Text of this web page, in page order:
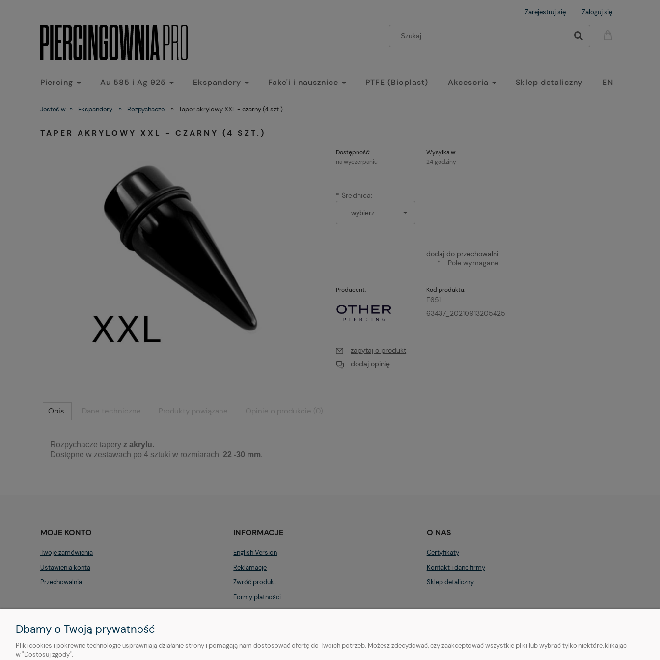
Zarejestruj się Zaloguj się
Piercing Au 585 i Ag 925 Ekspandery Fake'i i nausznice PTFE (Bioplast) Akcesoria Sklep detaliczny EN
Jesteś w: » Ekspandery » Rozpychacze » Taper akrylowy XXL - czarny (4 szt.)
TAPER AKRYLOWY XXL - CZARNY (4 SZT.)
Dostępność:
na wyczerpaniu
Wysyłka w:
24 godziny
* Średnica:
dodaj do przechowalni
* - Pole wymagane
Producent: Kod produktu:
E651-
63437_20210913205425
zapytaj o produkt
dodaj opinię
Opis Dane techniczne Produkty powiązane Opinie o produkcie (0)
Rozpychacze tapery z akrylu.
Dostępne w zestawach po 4 sztuki w rozmiarach: 22 -30 mm.
MOJE KONTO
Twoje zamówienia
Ustawienia konta
Przechowalnia
INFORMACJE
English Version
Reklamacje
Zwróć produkt
Formy płatności
Regulamin
O NAS
Certyfikaty
Kontakt i dane firmy
Sklep detaliczny
Dbamy o Twoją prywatność
Pliki cookies i pokrewne technologie usprawniają działanie strony i pomagają nam dostosować ofertę do Twoich potrzeb. Możesz zdecydować, czy zaakceptować wszystkie pliki lub wybrać tylko niektóre, klikając
w "Dostosuj zgody".